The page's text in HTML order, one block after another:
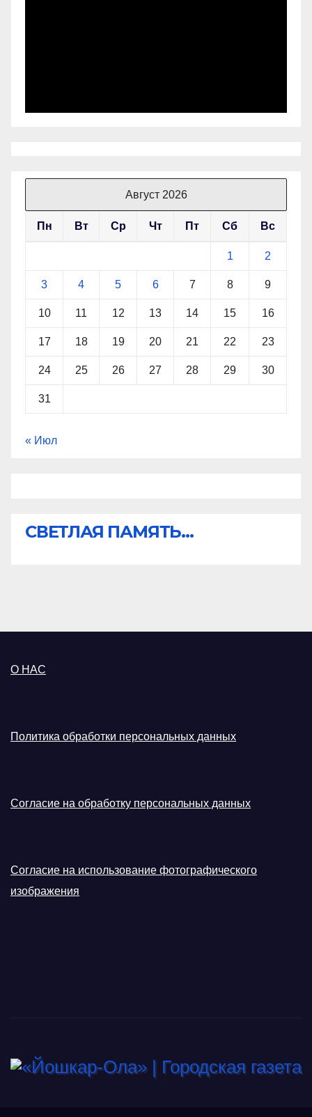
Август 2026
Пн Вт Ср Чт Пт Сб Вс
1 2
3 4 5 6 7 8 9
10 11 12 13 14 15 16
17 18 19 20 21 22 23
24 25 26 27 28 29 30
31
« Июл
СВЕТЛАЯ ПАМЯТЬ...
О НАС
Политика обработки персональных данных
Согласие на обработку персональных данных
Согласие на использование фотографического
изображения